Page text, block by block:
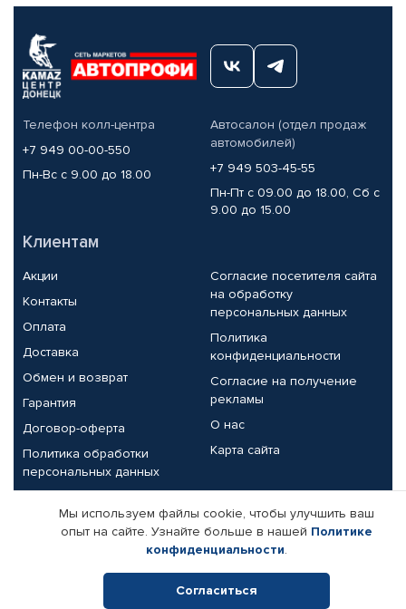
Телефон колл-центра
+7 949 00-00-550
Пн-Вс с 9.00 до 18.00
Автосалон (отдел продаж
автомобилей)
+7 949 503-45-55
Пн-Пт с 09.00 до 18.00, Сб с
9.00 до 15.00
Клиентам
Акции
Контакты
Оплата
Доставка
Обмен и возврат
Гарантия
Договор-оферта
Политика обработки
персональных данных
Согласие посетителя сайта
на обработку
персональных данных
Политика
конфиденциальности
Согласие на получение
рекламы
О нас
Карта сайта
Партнерам
Корпоративным клиентам
Поставщикам
Реквизиты компании
Мы используем файлы cookie, чтобы улучшить ваш
опыт на сайте. Узнайте больше в нашей Политике
конфиденциальности.
Согласиться